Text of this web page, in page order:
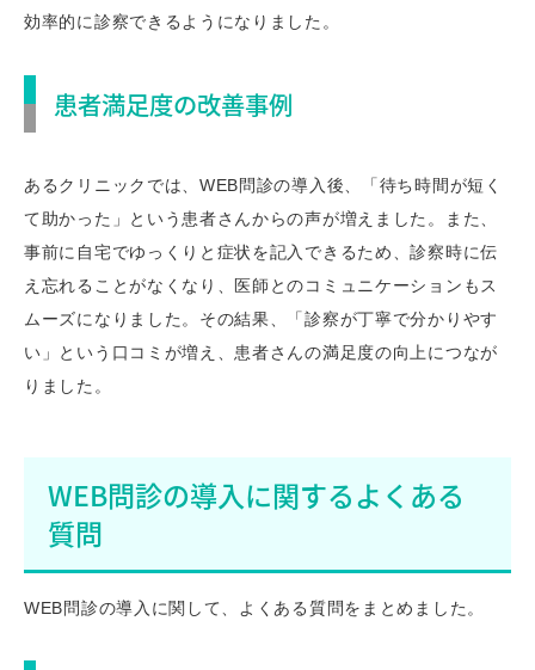
効率的に診察できるようになりました。
患者満足度の改善事例
あるクリニックでは、WEB問診の導入後、「待ち時間が短く
て助かった」という患者さんからの声が増えました。また、
事前に自宅でゆっくりと症状を記入できるため、診察時に伝
え忘れることがなくなり、医師とのコミュニケーションもス
ムーズになりました。その結果、「診察が丁寧で分かりやす
い」という口コミが増え、患者さんの満足度の向上につなが
りました。
WEB問診の導入に関するよくある
質問
WEB問診の導入に関して、よくある質問をまとめました。